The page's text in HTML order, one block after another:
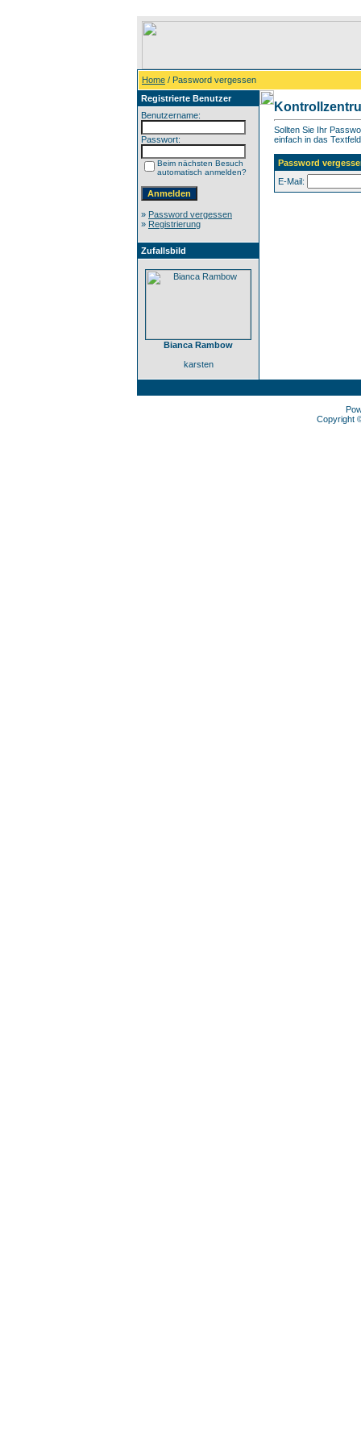
Home / Password vergessen
Registrierte Benutzer
Benutzername:
Passwort:
Beim nächsten Besuch
automatisch anmelden?
» Password vergessen
» Registrierung
Zufallsbild
Bianca Rambow
karsten
Sollten Sie Ihr
einfach in das
Password
E-Mail:
Copyright